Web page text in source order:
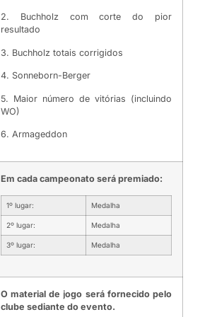
2. Buchholz com corte do pior
resultado
3. Buchholz totais corrigidos
4. Sonneborn-Berger
5. Maior número de vitórias (incluindo
WO)
6. Armageddon
Em cada campeonato será premiado:
1º lugar: Medalha
2º lugar: Medalha
3º lugar: Medalha
O material de jogo será fornecido pelo
clube sediante do evento.